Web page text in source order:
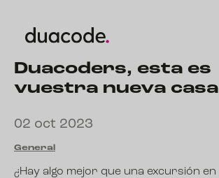
Duacoders, esta es
vuestra nueva casa
02 oct 2023
General
¿Hay algo mejor que una excursión en